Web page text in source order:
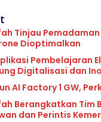
Tinjau
Dioptimalkan
Pembelajaran
Digitalisasi dan
AI Factory 1 GW,
Berangkatkan Tim
dan Perintis